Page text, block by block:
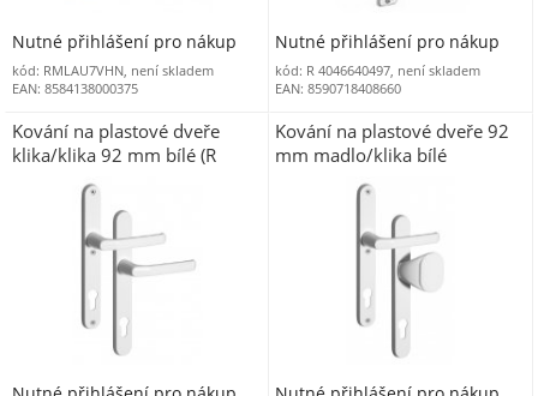
Nutné přihlášení pro nákup
kód: RMLAU7VHN, není skladem
EAN: 8584138000375
Nutné přihlášení pro nákup
kód: R 4046640497, není skladem
EAN: 8590718408660
Kování na plastové dveře
klika/klika 92 mm bílé (R
INTE92KB)
Kování na plastové dveře 92
mm madlo/klika bílé